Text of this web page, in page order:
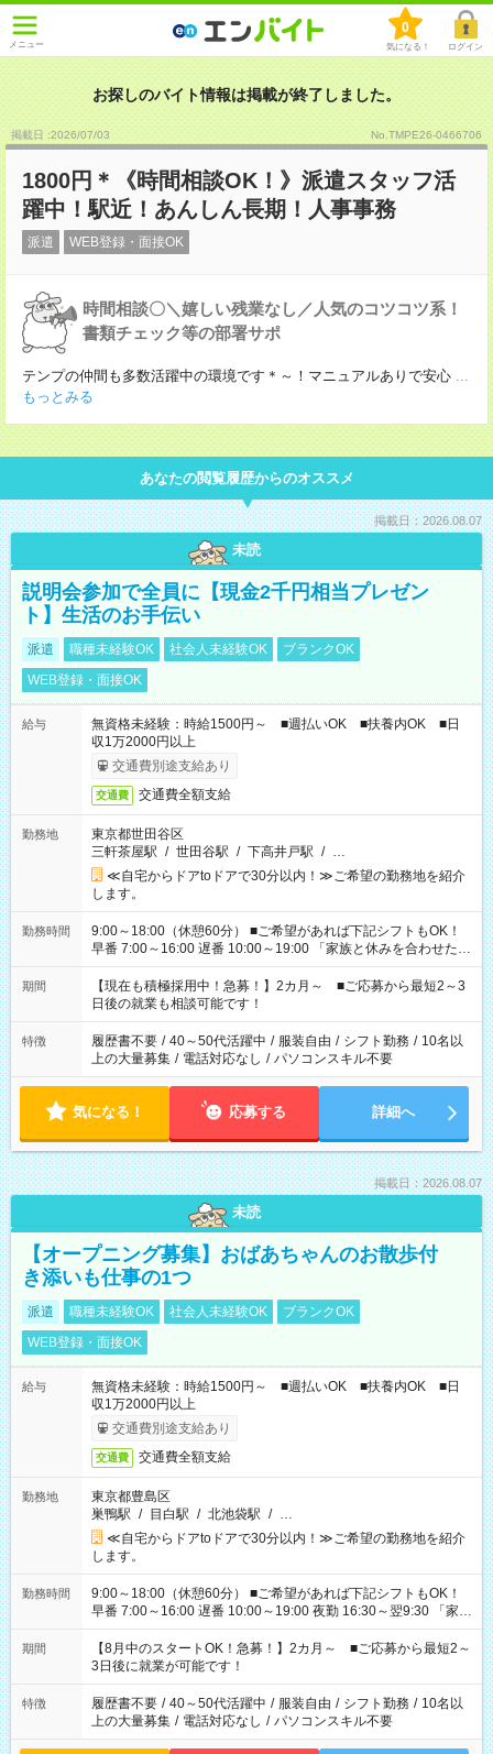
メニュー
0
気になる！ ログイン
お探しのバイト情報は掲載が終了しました。
掲載日 :2026/07/03 No.TMPE26-0466706
1800円＊《時間相談OK！》派遣スタッフ活
躍中！駅近！あんしん長期！人事事務
派遣 WEB登録・面接OK
時間相談〇＼嬉しい残業なし／人気のコツコツ系！
書類チェック等の部署サポ
テンプの仲間も多数活躍中の環境です＊～！マニュアルありで安心 ...
もっとみる
あなたの閲覧履歴からのオススメ
掲載日：2026.08.07
未読
説明会参加で全員に【現金2千円相当プレゼン
ト】生活のお手伝い
派遣 職種未経験OK 社会人未経験OK
ブランクOK
WEB登録・面接OK
給与
無資格未経験：時給1500円～ ■週払いOK ■扶養内OK ■日
収1万2000円以上
交通費別途支給あり
交通費 交通費全額支給
勤務地
東京都世田谷区
三軒茶屋駅 / 世田谷駅 / 下高井戸駅 / …
≪自宅からドアtoドアで30分以内！≫ご希望の勤務地を紹介
します。
勤務時間
9:00～18:00（休憩60分） ■ご希望があれば下記シフトもOK！
早番 7:00～16:00 遅番 10:00～19:00 「家族と休みを合わせた
い」 「余裕を持って夕飯の準備がしたい」 「できれば残業はし
たくない」 など、ご希望を教えてくださいね。 ※Wワーク希望
の方へ 今ご覧のお仕事で希望する勤務時間と、もう1つのお仕事
の勤務時間。 合計で週40時間を超える場合は応募できません。
期間
【現在も積極採用中！急募！】2カ月～ ■ご応募から最短2～3
日後の就業も相談可能です！
特徴 履歴書不要 / 40～50代活躍中 / 服装自由 / シフト勤務 / 10名以
上の大量募集 / 電話対応なし / パソコンスキル不要
気になる！ 応募する 詳細へ
掲載日：2026.08.07
未読
【オープニング募集】おばあちゃんのお散歩付
き添いも仕事の1つ
派遣 職種未経験OK 社会人未経験OK
ブランクOK
WEB登録・面接OK
給与
無資格未経験：時給1500円～ ■週払いOK ■扶養内OK ■日
収1万2000円以上
交通費別途支給あり
交通費 交通費全額支給
勤務地
東京都豊島区
巣鴨駅 / 目白駅 / 北池袋駅 / …
≪自宅からドアtoドアで30分以内！≫ご希望の勤務地を紹介
します。
勤務時間
9:00～18:00（休憩60分） ■ご希望があれば下記シフトもOK！
早番 7:00～16:00 遅番 10:00～19:00 夜勤 16:30～翌9:30 「家族
と休みを合わせたい」 「余裕を持って夕飯の準備がしたい」
「できれば残業はしたくない」 など、ご希望を教えてください
ね。 ※Wワーク希望の方へ 今ご覧のお仕事で希望する勤務時間
と、もう1つのお仕事の勤務時間。 合計で週40時間を超える場
合は応募できません。
期間
【8月中のスタートOK！急募！】2カ月～ ■ご応募から最短2～
3日後に就業が可能です！
特徴 履歴書不要 / 40～50代活躍中 / 服装自由 / シフト勤務 / 10名以
上の大量募集 / 電話対応なし / パソコンスキル不要